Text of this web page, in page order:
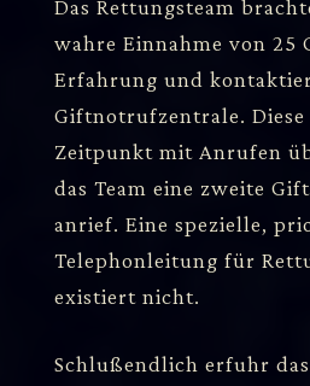
Das Rettungsteam
wahre Einnahme von 25
Erfahrung und
Giftnotrufzentrale. Diese
Zeitpunkt mit Anrufen
das Team eine zweite
anrief. Eine spezielle,
Telephonleitung für
existiert nicht.
Schlußendlich erfuhr